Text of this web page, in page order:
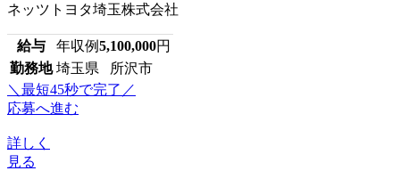
ネッツトヨタ埼玉株式会社
給与 年収例5,100,000円
勤務地 埼玉県 所沢市
＼最短45秒で完了／
応募へ進む
詳しく
見る